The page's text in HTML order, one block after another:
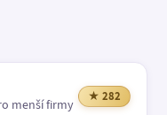
menší firmy
★ 282